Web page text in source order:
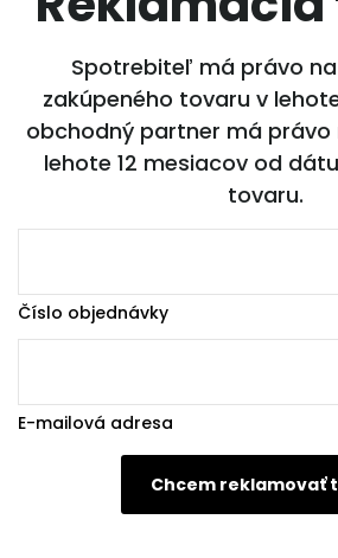
Spotrebiteľ má právo
zakúpeného tovaru v
obchodný partner má právo
lehote 12 mesiacov od
tovaru.
Číslo objednávky
E-mailová adresa